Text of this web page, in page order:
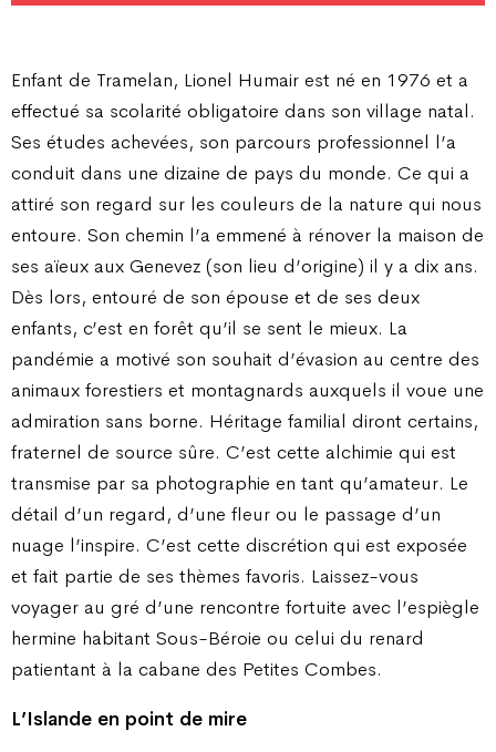
Enfant de Tramelan, Lionel Humair est né en 1976 et a
effectué sa scolarité obligatoire dans son village natal.
Ses études achevées, son parcours professionnel l’a
conduit dans une dizaine de pays du monde. Ce qui a
attiré son regard sur les couleurs de la nature qui nous
entoure. Son chemin l’a emmené à rénover la maison de
ses aïeux aux Genevez (son lieu d’origine) il y a dix ans.
Dès lors, entouré de son épouse et de ses deux
enfants, c’est en forêt qu’il se sent le mieux. La
pandémie a motivé son souhait d’évasion au centre des
animaux forestiers et montagnards auxquels il voue une
admiration sans borne. Héritage familial diront certains,
fraternel de source sûre. C’est cette alchimie qui est
transmise par sa photographie en tant qu’amateur. Le
détail d’un regard, d’une fleur ou le passage d’un
nuage l’inspire. C’est cette discrétion qui est exposée
et fait partie de ses thèmes favoris. Laissez-vous
voyager au gré d’une rencontre fortuite avec l’espiègle
hermine habitant Sous-Béroie ou celui du renard
patientant à la cabane des Petites Combes.
L’Islande en point de mire